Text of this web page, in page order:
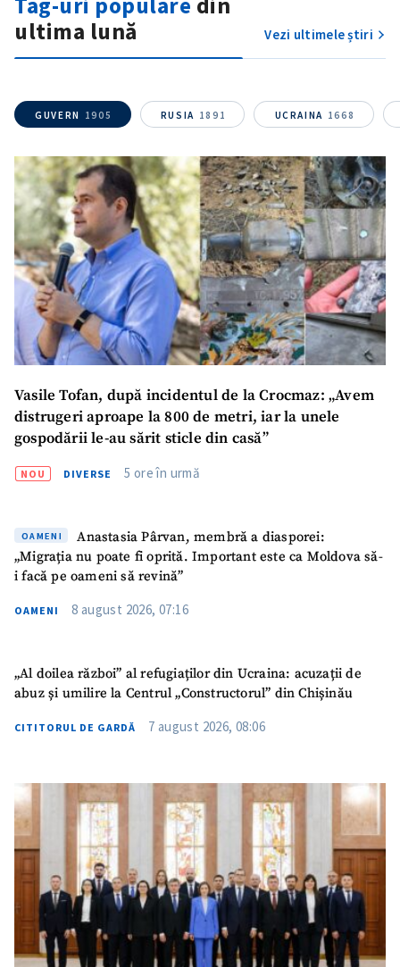
ultima lună
Vezi ultimele știri
GUVERN 1905 RUSIA 1891 UCRAINA 1668
Vasile Tofan, după incidentul de la Crocmaz: „Avem
distrugeri aproape la 800 de metri, iar la unele
gospodării le-au sărit sticle din casă”
NOU DIVERSE 5 ore în urmă
OAMENI
Anastasia Pârvan, membră a diasporei:
„Migrația nu poate fi oprită. Important este ca Moldova să-
i facă pe oameni să revină”
OAMENI 8 august 2026, 07:16
„Al doilea război” al refugiaților din Ucraina: acuzații de
abuz și umilire la Centrul „Constructorul” din Chișinău
CITITORUL DE GARDĂ 7 august 2026, 08:06
Titlu știre
+ Adaugă titlu
Fotografie
+ Încarcă imagine
Link media